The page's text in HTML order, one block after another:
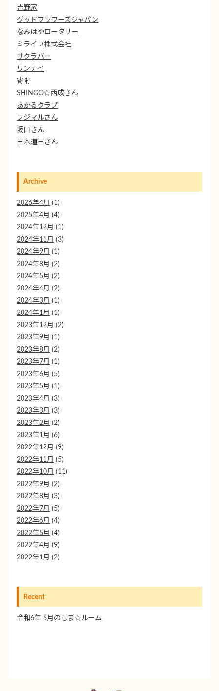
吉野家
グッドフラワーズジャパン
なみはやロータリー
ミライフ株式会社
サクラバー
リンナイ
寄附
SHINGO☆西成さん
あかるクラブ
フジマルさん
坂口さん
三木道三さん
Archive
2026年4月 (1)
2025年4月 (4)
2024年12月 (1)
2024年11月 (3)
2024年9月 (1)
2024年8月 (2)
2024年5月 (2)
2024年4月 (2)
2024年3月 (1)
2024年1月 (1)
2023年12月 (2)
2023年9月 (1)
2023年8月 (2)
2023年7月 (1)
2023年6月 (5)
2023年5月 (1)
2023年4月 (3)
2023年3月 (3)
2023年2月 (2)
2023年1月 (6)
2022年12月 (9)
2022年11月 (5)
2022年10月 (11)
2022年9月 (2)
2022年8月 (3)
2022年7月 (5)
2022年6月 (4)
2022年5月 (4)
2022年4月 (9)
2022年1月 (2)
Recent
令和6年 6月のしま☆ルーム